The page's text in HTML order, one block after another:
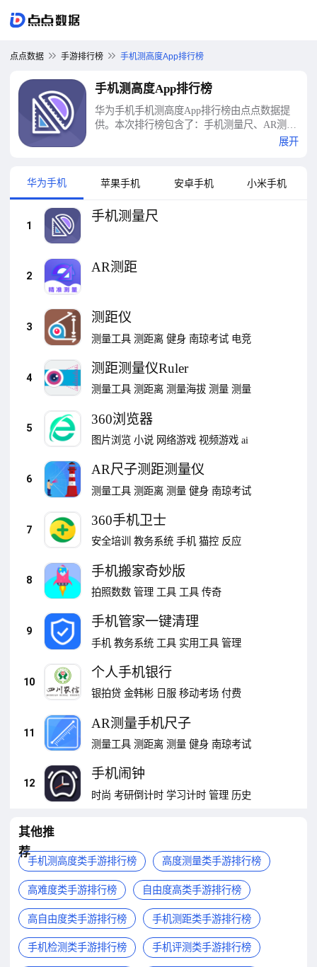
点点数据 手游排行榜 手机测高度App排行榜
手机测高度App排行榜
华为手机手机测高度App排行榜由点点数据提
供。本次排行榜包含了：手机测量尺、AR测
距、测距仪、测距测量仪Ruler、360浏览器、
十大手机测高度App排行榜
展开
华为手机 苹果手机 安卓手机 小米手机
1
手机测量尺
2
AR测距
3
测距仪
测量工具 测距离 健身 南琼考试 电竞
4
测距测量仪Ruler
测量工具 测距离 测量海拔 测量 测量
5
360浏览器
图片浏览 小说 网络游戏 视频游戏 ai
6
AR尺子测距测量仪
测量工具 测距离 测量 健身 南琼考试
7
360手机卫士
安全培训 教务系统 手机 猫控 反应
8
手机搬家奇妙版
拍照数数 管理 工具 工具 传奇
9
手机管家一键清理
手机 教务系统 工具 实用工具 管理
10
个人手机银行
银拍贷 金韩彬 日服 移动考场 付费
11
AR测量手机尺子
测量工具 测距离 测量 健身 南琼考试
12
手机闹钟
时尚 考研倒计时 学习计时 管理 历史
其他推
荐
手机测高度类手游排行榜 高度测量类手游排行榜
高难度类手游排行榜 自由度高类手游排行榜
高自由度类手游排行榜 手机测距类手游排行榜
手机检测类手游排行榜 手机评测类手游排行榜